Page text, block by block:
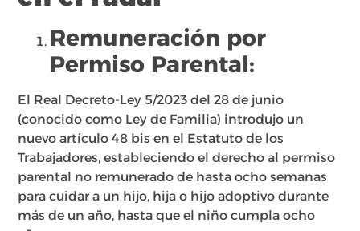
Remuneración por
Permiso Parental:
El Real Decreto-Ley 5/2023 del 28 de junio
(conocido como Ley de Familia) introdujo un
nuevo artículo 48 bis en el Estatuto de los
Trabajadores, estableciendo el derecho al permiso
parental no remunerado de hasta ocho semanas
para cuidar a un hijo, hija o hijo adoptivo durante
más de un año, hasta que el niño cumpla ocho